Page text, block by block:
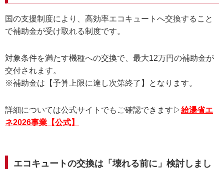
国の支援制度により、高効率エコキュートへ交換すること
で補助金が受け取れる制度です。
対象条件を満たす機種への交換で、最大12万円の補助金が
交付されます。
※補助金は【予算上限に達し次第終了】となります。
詳細については公式サイトでもご確認できます▷給湯省エ
ネ2026事業【公式】
エコキュートの交換は「壊れる前に」検討しまし